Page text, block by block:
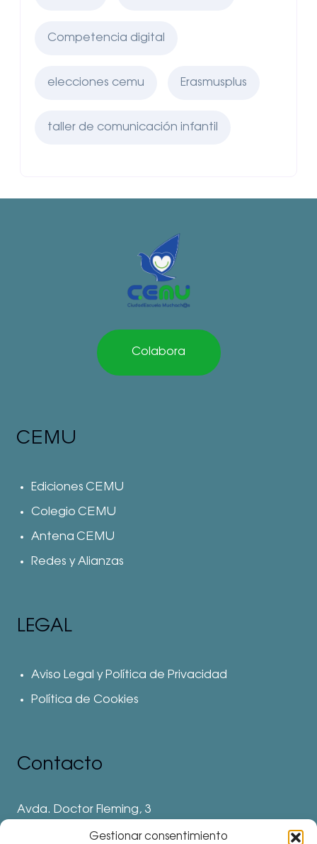
Gestionar consentimiento
Competencia digital
elecciones cemu Erasmusplus
taller de comunicación infantil
Colabora
CEMU
Ediciones CEMU
Colegio CEMU
Antena CEMU
Redes y Alianzas
LEGAL
Aviso Legal y Política de Privacidad
Política de Cookies
Contacto
Avda. Doctor Fleming, 3